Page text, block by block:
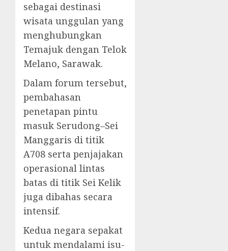
sebagai destinasi
wisata unggulan yang
menghubungkan
Temajuk dengan Telok
Melano, Sarawak.
Dalam forum tersebut,
pembahasan
penetapan pintu
masuk Serudong–Sei
Manggaris di titik
A708 serta penjajakan
operasional lintas
batas di titik Sei Kelik
juga dibahas secara
intensif.
Kedua negara sepakat
untuk mendalami isu-